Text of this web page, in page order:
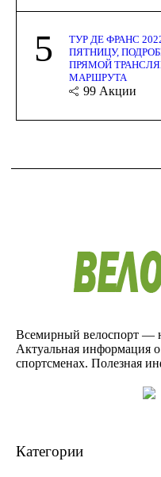
5
ТУР ДЕ ФРАНС
ПЯТНИЦУ,
ПРЯМОЙ
МАРШРУТА
99 Акции
Всемирный велоспорт —
Актуальная информация
спортсменах. Полезная
Категории